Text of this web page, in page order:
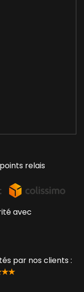
relais
avec
par nos clients :